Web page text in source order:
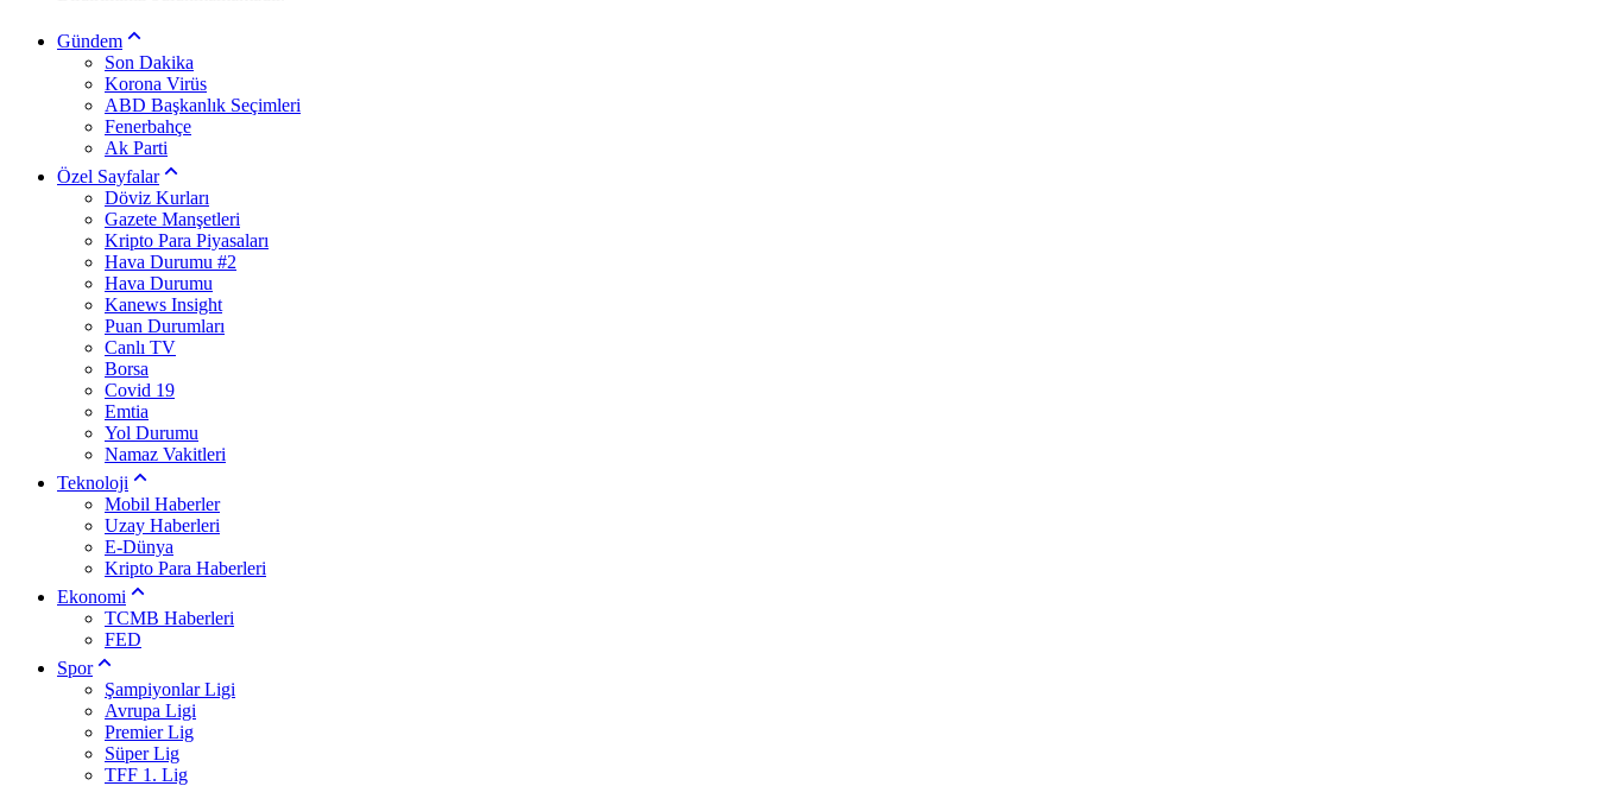
Gündem
Son Dakika
Korona Virüs
ABD Başkanlık Seçimleri
Fenerbahçe
Ak Parti
Özel Sayfalar
Döviz Kurları
Gazete Manşetleri
Kripto Para Piyasaları
Hava Durumu #2
Hava Durumu
Kanews Insight
Puan Durumları
Canlı TV
Borsa
Covid 19
Emtia
Yol Durumu
Namaz Vakitleri
Teknoloji
Mobil Haberler
Uzay Haberleri
E-Dünya
Kripto Para Haberleri
Ekonomi
TCMB Haberleri
FED
Spor
Şampiyonlar Ligi
Avrupa Ligi
Premier Lig
Süper Lig
TFF 1. Lig